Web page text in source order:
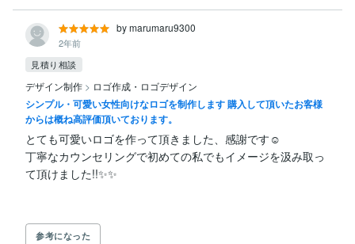
by marumaru9300
2年前
見積り相談
デザイン制作 > ロゴ作成・ロゴデザイン
シンプル・可愛い女性向けなロゴを制作します 購入して頂いたお客様
からは概ね高評価頂いております。
とても可愛いロゴを作って頂きました、感謝です☺
丁寧なカウンセリングで初めての私でもイメージを汲み取っ
て頂けました!!✨✨
参考になった